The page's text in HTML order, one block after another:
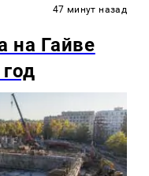
47 минут назад
на Гайве